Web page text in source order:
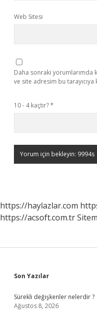
Web Sitesi
Daha sonraki yorumlarımda
ve site adresim bu tarayıcıya
10 - 4 kaçtır?*
https://haylazlar.com
https://acsoft.com.tr
Sidebar
Son Yazılar
Sürekli değişkenler nelerdir ?
Ağustos 8, 2026